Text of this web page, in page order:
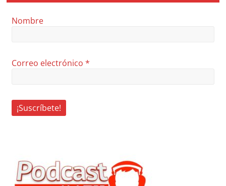
Nombre
Correo electrónico*